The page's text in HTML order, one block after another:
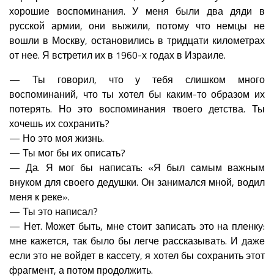
хорошие воспоминания. У меня были два дяди в
русской армии, они выжили, потому что немцы не
вошли в Москву, остановились в тридцати километрах
от нее. Я встретил их в 1960-х годах в Израиле.
— Ты говорил, что у тебя слишком много
воспоминаний, что ты хотел бы каким-то образом их
потерять. Но это воспоминания твоего детства. Ты
хочешь их сохранить?
— Но это моя жизнь.
— Ты мог бы их описать?
— Да. Я мог бы написать: «Я был самым важным
внуком для своего дедушки. Он занимался мной, водил
меня к реке».
— Ты это написал?
— Нет. Может быть, мне стоит записать это на пленку:
мне кажется, так было бы легче рассказывать. И даже
если это не войдет в кассету, я хотел бы сохранить этот
фрагмент, а потом продолжить.